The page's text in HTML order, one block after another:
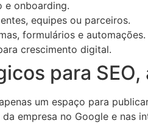
e onboarding.
equipes ou parceiros.
formulários e automações.
crescimento digital.
para SEO,
um espaço para
empresa no Google e nas